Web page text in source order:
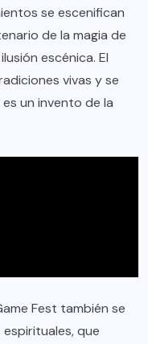
se escenifican
de la magia de
escénica. El
vivas y se
un invento de la
Fest también se
que